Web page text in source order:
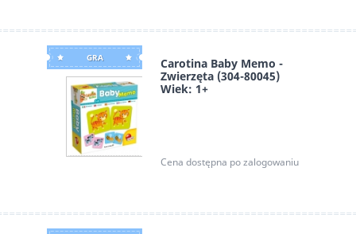
GRA
Carotina Baby Memo -
Zwierzęta (304-80045)
Wiek: 1+
Cena dostępna po zalogowaniu